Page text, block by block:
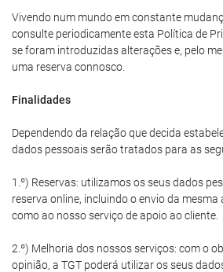
Vivendo num mundo em constante
consulte periodicamente esta Política de
se foram introduzidas alterações e, pelo
uma reserva connosco.
Finalidades
Dependendo da relação que decida
dados pessoais serão tratados para as
1.º) Reservas: utilizamos os seus dados
reserva online, incluindo o envio da
como ao nosso serviço de apoio ao cliente.
2.º) Melhoria dos nossos serviços: com o
opinião, a TGT poderá utilizar os seus